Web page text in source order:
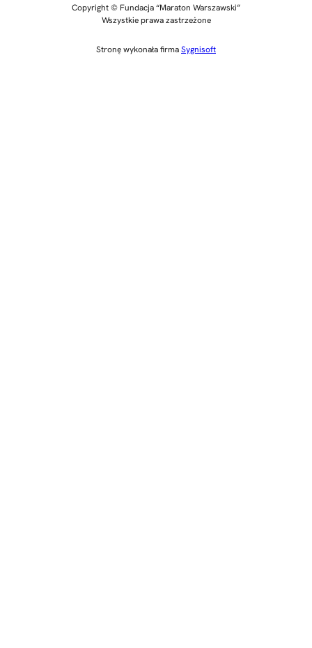
Copyright © Fundacja “Maraton Warszawski”
Wszystkie prawa zastrzeżone
Stronę wykonała firmaSygnisoft